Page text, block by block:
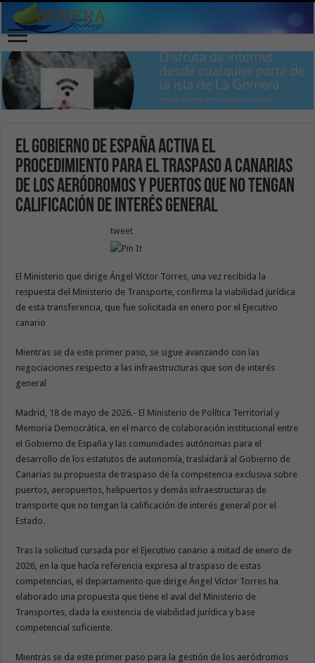
El Gobierno de España activa el
procedimiento para el traspaso a Canarias
de los aeródromos y puertos que no tengan
calificación de interés general
tweet
El Ministerio que dirige Ángel Víctor Torres, una vez recibida la
respuesta del Ministerio de Transporte, confirma la viabilidad jurídica
de esta transferencia, que fue solicitada en enero por el Ejecutivo
canario
Mientras se da este primer paso, se sigue avanzando con las
negociaciones respecto a las infraestructuras que son de interés
general
Madrid, 18 de mayo de 2026.- El Ministerio de Política Territorial y
Memoria Democrática, en el marco de colaboración institucional entre
el Gobierno de España y las comunidades autónomas para el
desarrollo de los estatutos de autonomía, trasladará al Gobierno de
Canarias su propuesta de traspaso de la competencia exclusiva sobre
puertos, aeropuertos, helipuertos y demás infraestructuras de
transporte que no tengan la calificación de interés general por el
Estado.
Tras la solicitud cursada por el Ejecutivo canario a mitad de enero de
2026, en la que hacía referencia expresa al traspaso de estas
competencias, el departamento que dirige Ángel Víctor Torres ha
elaborado una propuesta que tiene el aval del Ministerio de
Transportes, dada la existencia de viabilidad jurídica y base
competencial suficiente.
Mientras se da este primer paso para la gestión de los aeródromos